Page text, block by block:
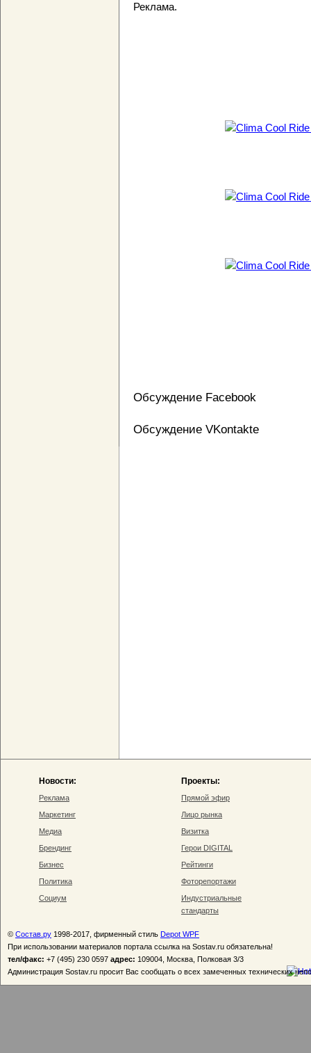
Реклама.
Обсуждение Facebook
Обсуждение VKontakte
Новости:
Реклама
Маркетинг
Медиа
Брендинг
Бизнес
Политика
Социум
Проекты:
Прямой эфир
Лицо рынка
Визитка
Герои DIGITAL
Рейтинги
Фоторепортажи
Индустриальные
стандарты
© Состав.ру 1998-2017, фирменный стиль Depot WPF
При использовании материалов портала ссылка на Sostav.ru обязательна!
тел/факс: +7 (495) 230 0597 адрес: 109004, Москва, Полковая 3/3
Администрация Sostav.ru просит Вас сообщать о всех замеченных технических